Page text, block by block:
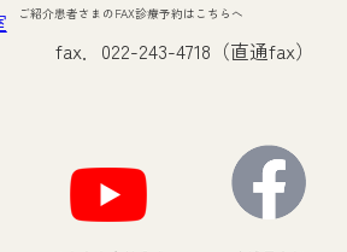
ご紹介患者さまのFAX診療予約はこちらへ
fax．022-243-4718（直通fax）